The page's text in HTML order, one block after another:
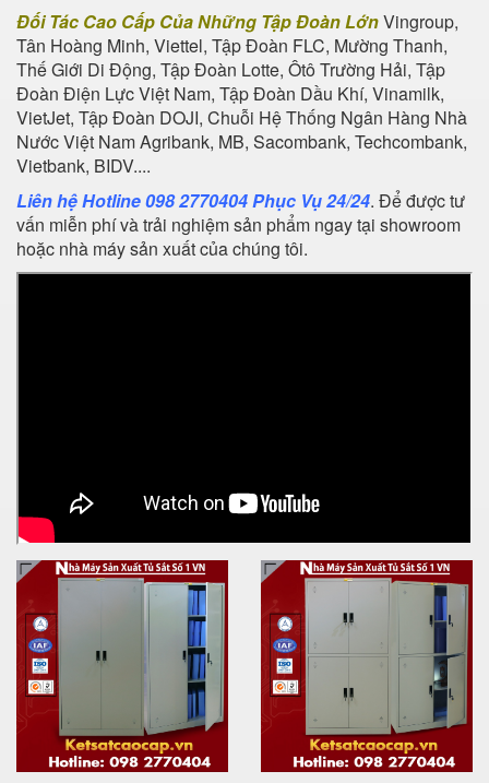
Đối Tác Cao Cấp Của Những Tập Đoàn LớnVingroup,
Tân Hoàng Minh, Viettel, Tập Đoàn FLC, Mường Thanh,
Thế Giới Di Động, Tập Đoàn Lotte, Ôtô Trường Hải, Tập
Đoàn Điện Lực Việt Nam, Tập Đoàn Dầu Khí, Vinamilk,
VietJet, Tập Đoàn DOJI, Chuỗi Hệ Thống Ngân Hàng Nhà
Nước Việt Nam Agribank, MB, Sacombank, Techcombank,
Vietbank, BIDV....
Liên hệ Hotline 098 2770404 Phục Vụ 24/24. Để được tư
vấn miễn phí và trải nghiệm sản phẩm ngay tại showroom
hoặc nhà máy sản xuất của chúng tôi.